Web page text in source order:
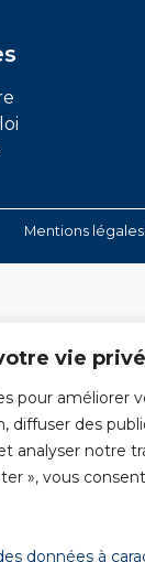
vie
pour améliorer
diffuser des
analyser notre
», vous
données à
Mentions légales